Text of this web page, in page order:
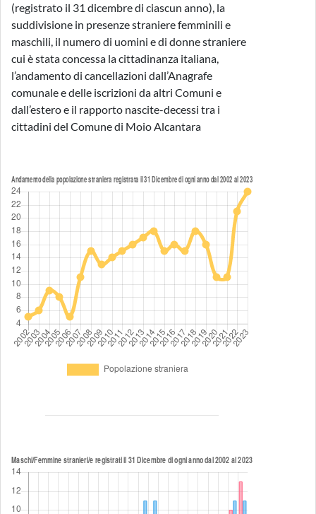
(registrato il 31 dicembre di ciascun anno), la
suddivisione in presenze straniere femminili e
maschili, il numero di uomini e di donne straniere
cui è stata concessa la cittadinanza italiana,
l’andamento di cancellazioni dall’Anagrafe
comunale e delle iscrizioni da altri Comuni e
dall’estero e il rapporto nascite-decessi tra i
cittadini del Comune di Moio Alcantara